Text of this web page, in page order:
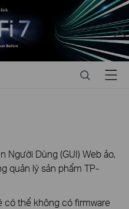
Close
SearchMenu
Người Dùng (GUI) Web ảo,
quản lý sản phẩm TP-
có thể không có firmware